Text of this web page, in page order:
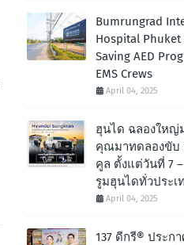
Bumrungrad
Hospital
Saving AED
EMS Crews
April 04, 2025
ฮุนได ฉลองใหญ่
คุณมาทดลองขับ
คูล ตั้งแต่วันที่ 7
รูมฮุนไดทั่วประเ
April 04, 2025
137 ดีกรี® ประก